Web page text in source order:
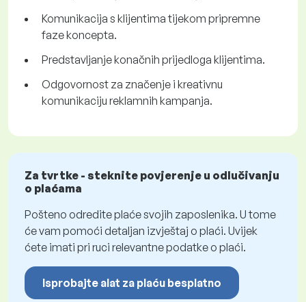
Komunikacija s klijentima tijekom pripremne
faze koncepta.
Predstavljanje konačnih prijedloga klijentima.
Odgovornost za značenje i kreativnu
komunikaciju reklamnih kampanja.
Za tvrtke - steknite povjerenje u odlučivanju
o plaćama
Pošteno odredite plaće svojih zaposlenika. U tome
će vam pomoći detaljan izvještaj o plaći. Uvijek
ćete imati pri ruci relevantne podatke o plaći.
Isprobajte alat za plaću besplatno